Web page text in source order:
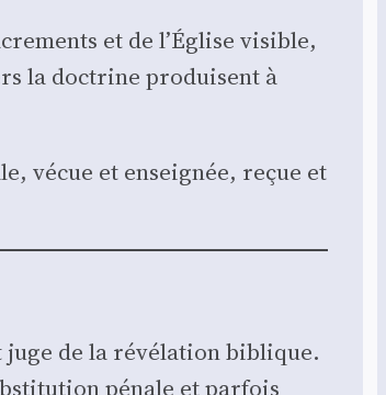
et de l’Église visible,
la doc­trine pro­duisent à
vécue et ensei­gnée, reçue et
de la révé­la­tion biblique.
pénale et par­fois